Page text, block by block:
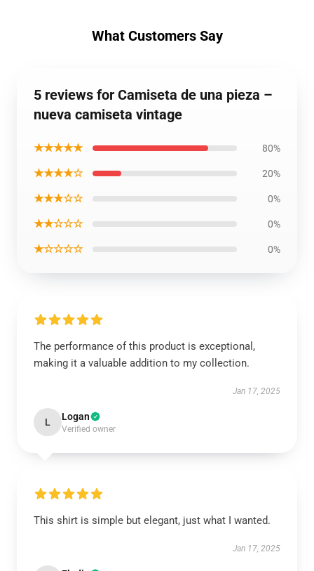
What Customers Say
5 reviews for Camiseta de una pieza –
nueva camiseta vintage
★★★★★ 80%
★★★★☆ 20%
★★★☆☆ 0%
★★☆☆☆ 0%
★☆☆☆☆ 0%
The performance of this product is exceptional,
making it a valuable addition to my collection.
Jan 17, 2025
L Logan
Verified owner
This shirt is simple but elegant, just what I wanted.
Jan 17, 2025